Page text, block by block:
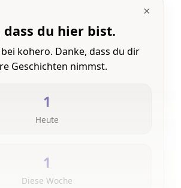
×
dass du hier bist.
kohero. Danke, dass du dir
Geschichten nimmst.
1
Heute
1
Diese Woche